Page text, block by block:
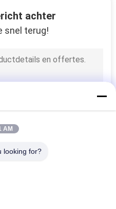
van
achter
snel terug!
AM
looking for?